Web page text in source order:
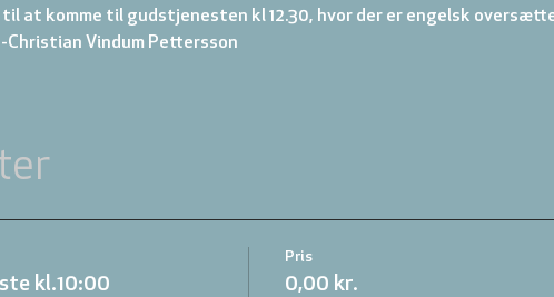
at komme til gudstjenesten kl 12.30, hvor der er engelsk
Christian Vindum Pettersson
kl.10:00
Pris
0,00 kr.